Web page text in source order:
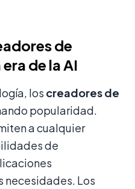
de
de la AI
los creadores de
popularidad.
a cualquier
de
necesidades. Los